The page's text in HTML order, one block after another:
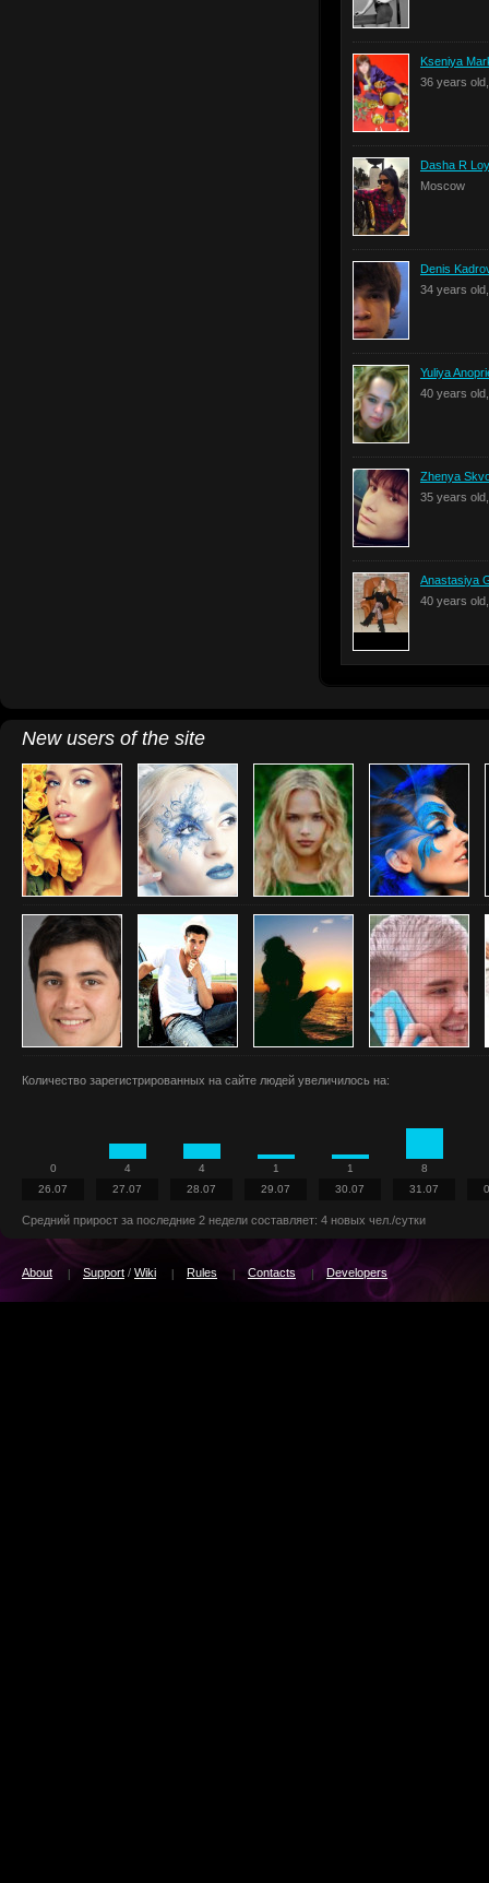
Kseniya
36 years
Dasha R Loy
Moscow
Denis
34 years
Yuliya
40 years
Zhenya
35 years
Anastasiya
40 years
New users of the site
Количество зарегистрированных на сайте людей увеличилось на:
0
26.07
4
27.07
4
28.07
1
29.07
1
30.07
8
31.07
Средний прирост за последние 2 недели составляет: 4 новых чел./сутки
About Support / Wiki Rules Contacts Developers